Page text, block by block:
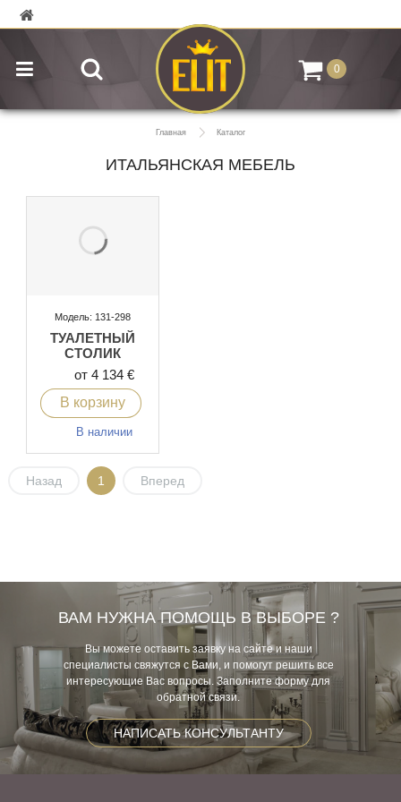
0
Главная Каталог
ИТАЛЬЯНСКАЯ МЕБЕЛЬ
Модель: 131-298
ТУАЛЕТНЫЙ
СТОЛИК
от 4 134 €
В корзину
В наличии
Назад 1 Вперед
ВАМ НУЖНА ПОМОЩЬ В ВЫБОРЕ ?
Вы можете оставить заявку на сайте и наши
специалисты свяжутся с Вами, и помогут решить все
интересующие Вас вопросы. Заполните форму для
обратной связи.
НАПИСАТЬ КОНСУЛЬТАНТУ